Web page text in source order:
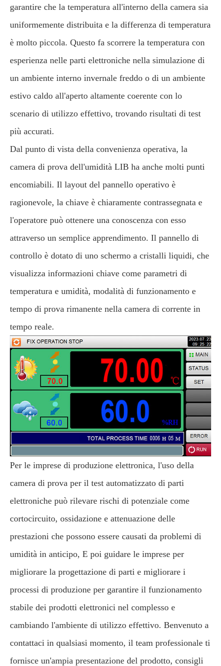
garantire che la temperatura all'interno della camera sia
uniformemente distribuita e la differenza di temperatura
è molto piccola. Questo fa scorrere la temperatura con
esperienza nelle parti elettroniche nella simulazione di
un ambiente interno invernale freddo o di un ambiente
estivo caldo all'aperto altamente coerente con lo
scenario di utilizzo effettivo, trovando risultati di test
più accurati.
Dal punto di vista della convenienza operativa, la
camera di prova dell'umidità LIB ha anche molti punti
encomiabili. Il layout del pannello operativo è
ragionevole, la chiave è chiaramente contrassegnata e
l'operatore può ottenere una conoscenza con esso
attraverso un semplice apprendimento. Il pannello di
controllo è dotato di uno schermo a cristalli liquidi, che
visualizza informazioni chiave come parametri di
temperatura e umidità, modalità di funzionamento e
tempo di prova rimanente nella camera di corrente in
tempo reale.
Per le imprese di produzione elettronica, l'uso della
camera di prova per il test automatizzato di parti
elettroniche può rilevare rischi di potenziale come
cortocircuito, ossidazione e attenuazione delle
prestazioni che possono essere causati da problemi di
umidità in anticipo, E poi guidare le imprese per
migliorare la progettazione di parti e migliorare i
processi di produzione per garantire il funzionamento
stabile dei prodotti elettronici nel complesso e
cambiando l'ambiente di utilizzo effettivo. Benvenuto a
contattaci in qualsiasi momento, il team professionale ti
fornisce un'ampia presentazione del prodotto, consigli